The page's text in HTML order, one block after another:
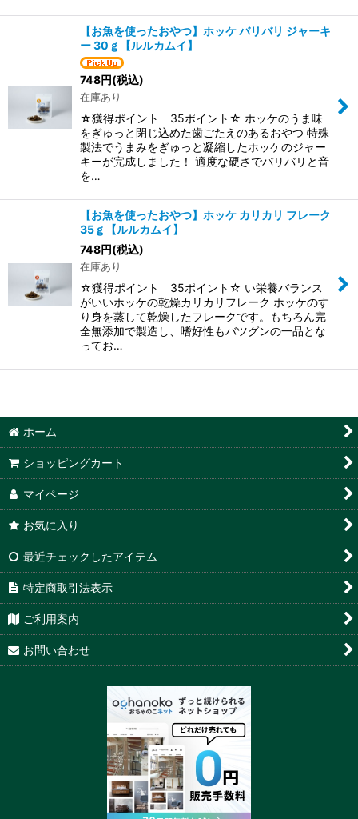
【お魚を使ったおやつ】ホッケ バリバリ ジャーキ
ー 30ｇ【ルルカムイ】
748円(税込)
在庫あり
☆獲得ポイント 35ポイント☆ ホッケのうま味
をぎゅっと閉じ込めた歯ごたえのあるおやつ 特殊
製法でうまみをぎゅっと凝縮したホッケのジャー
キーが完成しました！ 適度な硬さでバリバリと音
を…
【お魚を使ったおやつ】ホッケ カリカリ フレーク
35ｇ【ルルカムイ】
748円(税込)
在庫あり
☆獲得ポイント 35ポイント☆ い栄養バランス
がいいホッケの乾燥カリカリフレーク ホッケのす
り身を蒸して乾燥したフレークです。もちろん完
全無添加で製造し、嗜好性もバツグンの一品とな
ってお…
ホーム
ショッピングカート
マイページ
お気に入り
最近チェックしたアイテム
特定商取引法表示
ご利用案内
お問い合わせ